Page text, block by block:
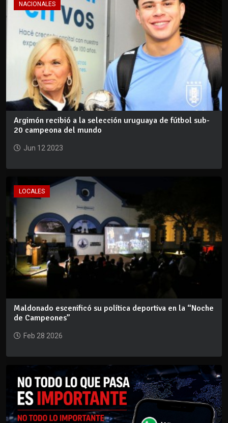
NACIONALES
Argimón recibió a la selección uruguaya de fútbol sub-
20 campeona del mundo
Jun 12 2023
LOCALES
Maldonado escenificó su política deportiva en la “Noche
de Campeones”
Feb 28 2026